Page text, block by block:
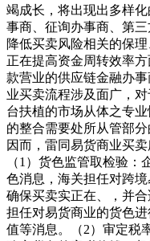
竭成长，将出现出多样
事商、征询办事商、第
降低买卖风险相关的保
正在提高资金周转效率
款营业的供应链金融办
业买卖流程涉及面广，
台扶植的市场从体之专
的整合需要处所从管部
因而，雷同易货商业买
（1）货色监管取检验
色消息，海关担任对跨
确保买卖实正在、，并
担任对易货商业的货色
值等消息。（2）审定税